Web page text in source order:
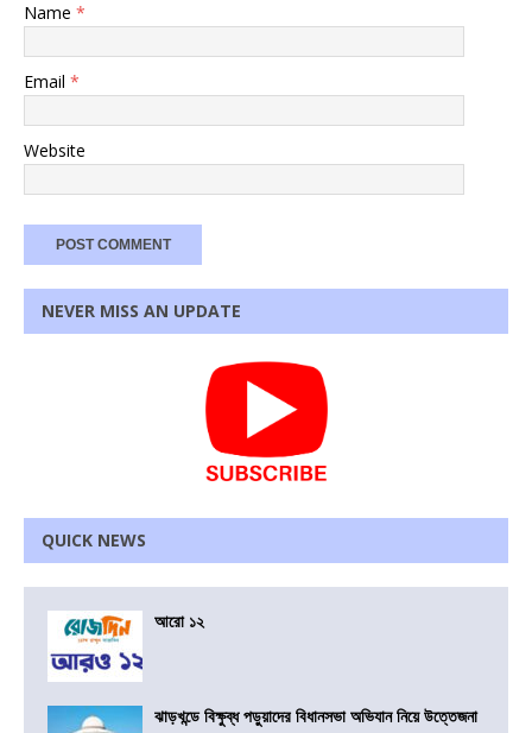
Name *
Email *
Website
NEVER MISS AN UPDATE
QUICK NEWS
আরো ১২
ঝাড়খন্ডে বিক্ষুব্ধ পড়ুয়াদের বিধানসভা অভিযান নিয়ে উত্তেজনা